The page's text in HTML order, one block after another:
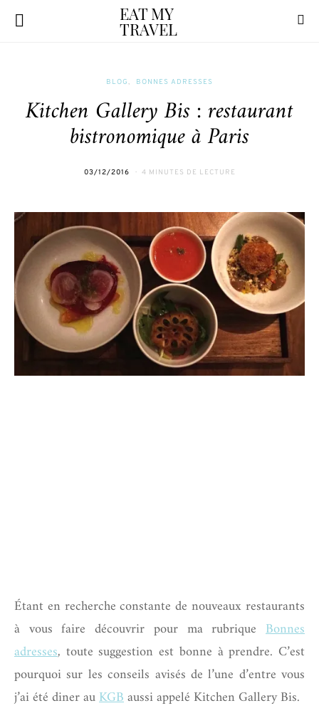
EAT MY
TRAVEL
BLOG BONNES ADRESSES
Kitchen Gallery Bis : restaurant
bistronomique à Paris
03/12/2016 4 MINUTES DE LECTURE
Étant en recherche constante de nouveaux restaurants
à vous faire découvrir pour ma rubrique Bonnes
adresses, toute suggestion est bonne à prendre. C’est
pourquoi sur les conseils avisés de l’une d’entre vous
j’ai été diner auKGBaussi appelé Kitchen Gallery Bis.